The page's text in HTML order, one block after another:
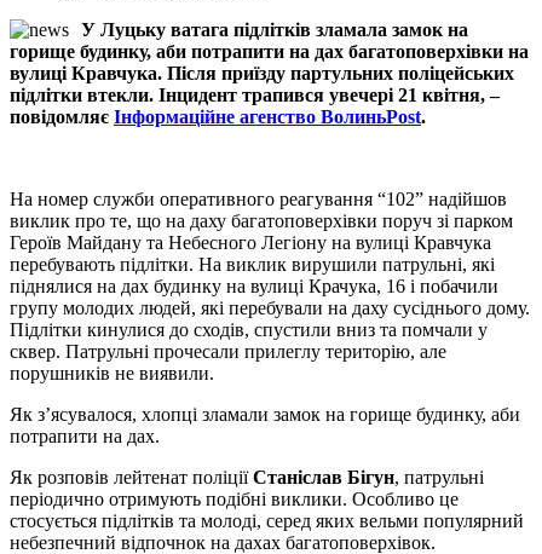
У Луцьку ватага підлітків зламала замок на
горище будинку, аби потрапити на дах багатоповерхівки на
вулиці Кравчука. Після приїзду партульних поліцейських
підлітки втекли. Інцидент трапився увечері 21 квітня, –
повідомляє Інформаційне агенство ВолиньPost.
На номер служби оперативного реагування “102” надійшов
виклик про те, що на даху багатоповерхівки поруч зі парком
Героїв Майдану та Небесного Легіону на вулиці Кравчука
перебувають підлітки. На виклик вирушили патрульні, які
піднялися на дах будинку на вулиці Крачука, 16 і побачили
групу молодих людей, які перебували на даху сусіднього дому.
Підлітки кинулися до сходів, спустили вниз та помчали у
сквер. Патрульні прочесали прилеглу територію, але
порушників не виявили.
Як з’ясувалося, хлопці зламали замок на горище будинку, аби
потрапити на дах.
Як розповів лейтенат поліціїСтаніслав Бігун, патрульні
періодично отримують подібні виклики. Особливо це
стосується підлітків та молоді, серед яких вельми популярний
небезпечний відпочнок на дахах багатоповерхівок.